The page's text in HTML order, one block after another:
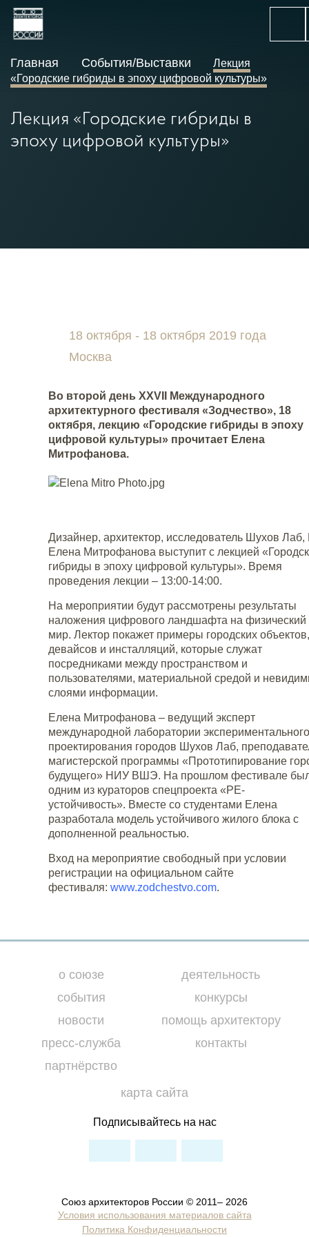
Главная События/Выставки
Лекция
«Городские гибриды в эпоху цифровой культуры»
Лекция «Городские гибриды в
эпоху цифровой культуры»
18 октября - 18 октября 2019 года
Москва
Во второй день XXVII Международного
архитектурного фестиваля «Зодчество», 18
октября, лекцию «Городские гибриды в эпоху
цифровой культуры» прочитает Елена
Митрофанова.
Дизайнер, архитектор, исследователь Шухов
Елена Митрофанова выступит с лекцией
гибриды в эпоху цифровой культуры». Время
проведения лекции – 13:00-14:00.
На мероприятии будут рассмотрены результаты
наложения цифрового ландшафта на физический
мир. Лектор покажет примеры городских объектов,
девайсов и инсталляций, которые служат
посредниками между пространством и
пользователями, материальной средой и
слоями информации.
Елена Митрофанова – ведущий эксперт
международной лаборатории экспериментального
проектирования городов Шухов Лаб,
магистерской программы «Прототипирование
будущего» НИУ ВШЭ. На прошлом фестивале
одним из кураторов спецпроекта «РЕ-
устойчивость». Вместе со студентами Елена
разработала модель устойчивого жилого блока с
дополненной реальностью.
Вход на мероприятие свободный при условии
регистрации на официальном сайте
фестиваля: www.zodchestvo.com.
о союзе
события
новости
пресс-служба
партнёрство
деятельность
конкурсы
помощь архитектору
контакты
карта сайта
Подписывайтесь на нас
Союз архитекторов России © 2011– 2026
Условия использования материалов сайта
Политика Конфиденциальности